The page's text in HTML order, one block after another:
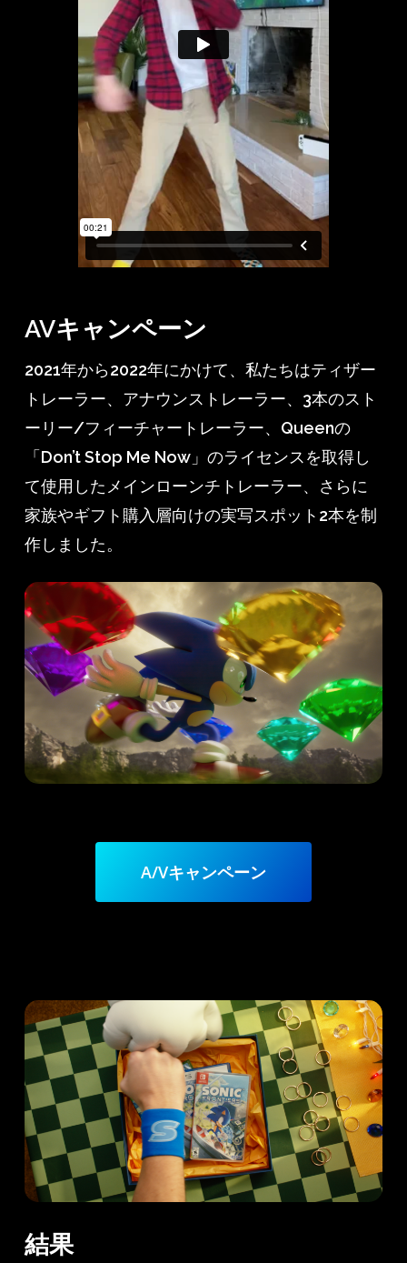
AVキャンペーン
2021年から2022年にかけて、私たちはティザー
トレーラー、アナウンストレーラー、3本のスト
ーリー/フィーチャートレーラー、Queenの
「Don’t Stop Me Now」のライセンスを取得し
て使用したメインローンチトレーラー、さらに
家族やギフト購入層向けの実写スポット2本を制
作しました。
A/Vキャンペーン
結果